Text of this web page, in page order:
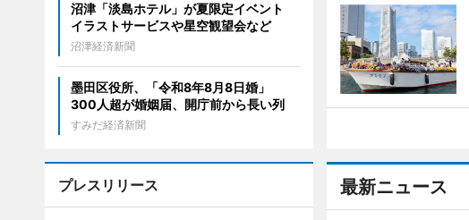
最新ニュース
沼津「淡島ホテル」が夏限定イベント
イラストサービスや星空観望会など
沼津経済新聞
墨田区役所、「令和8年8月8日婚」
300人超が婚姻届、開庁前から長い列
すみだ経済新聞
プレスリリース